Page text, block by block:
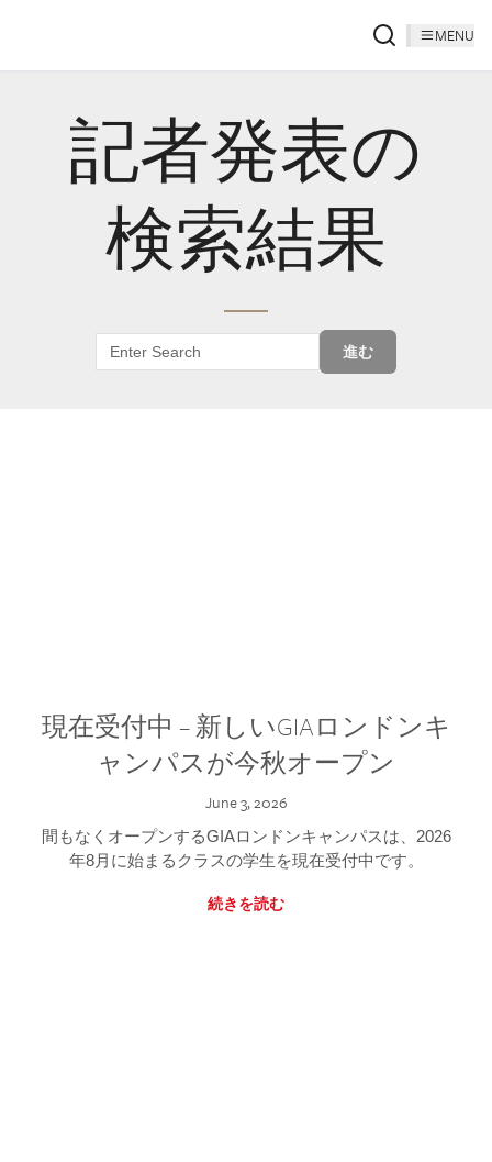
MENU
記者発表の
検索結果
進む
現在受付中 – 新しいGIAロンドンキ
ャンパスが今秋オープン
June 3, 2026
間もなくオープンするGIAロンドンキャンパスは、2026
年8月に始まるクラスの学生を現在受付中です。
続きを読む